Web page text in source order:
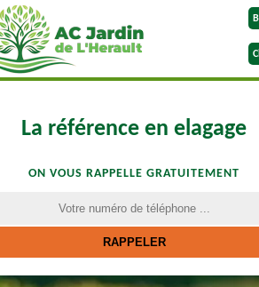
La référence en elagage
ON VOUS RAPPELLE GRATUITEMENT